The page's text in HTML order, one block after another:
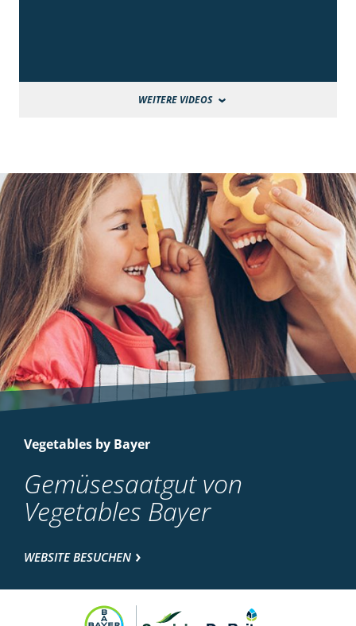
WEITERE VIDEOS
Vegetables by Bayer
Gemüsesaatgut von
Vegetables Bayer
WEBSITE BESUCHEN